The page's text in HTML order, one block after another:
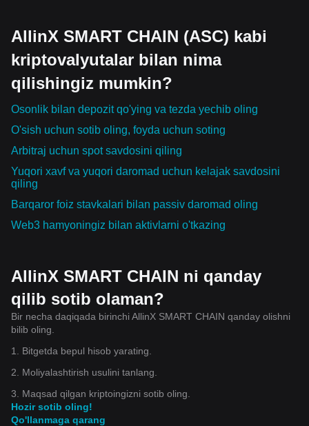
AllinX SMART CHAIN (ASC) kabi
kriptovalyutalar bilan nima
qilishingiz mumkin?
Osonlik bilan depozit qo'ying va tezda yechib oling
O'sish uchun sotib oling, foyda uchun soting
Arbitraj uchun spot savdosini qiling
Yuqori xavf va yuqori daromad uchun kelajak savdosini
qiling
Barqaror foiz stavkalari bilan passiv daromad oling
Web3 hamyoningiz bilan aktivlarni o'tkazing
AllinX SMART CHAIN ni qanday
qilib sotib olaman?
Bir necha daqiqada birinchi AllinX SMART CHAIN qanday olishni
bilib oling.
1. Bitgetda bepul hisob yarating.
2. Moliyalashtirish usulini tanlang.
3. Maqsad qilgan kriptoingizni sotib oling.
Hozir sotib oling!
Qo'llanmaga qarang